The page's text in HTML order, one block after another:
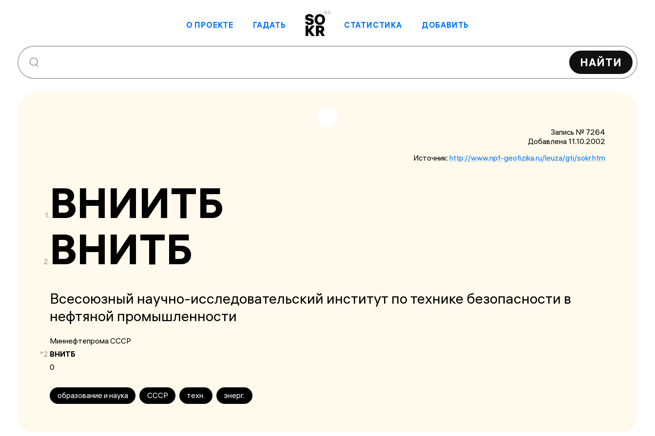
6.0
О ПРОЕКТЕ ГАДАТЬ СТАТИСТИКА ДОБАВИТЬ
НАЙТИ
Запись № 7264
Добавлена 11.10.2002
Источник: http://www.npf-geofizika.ru/leuza/gti/sokr.htm
ВНИИТБ
ВНИТБ
Всесоюзный научно-исследовательский институт по технике безопасности в
нефтяной промышленности
Миннефтепрома СССР
*2 ВНИТБ
0
образование и наука СССР техн. энерг.